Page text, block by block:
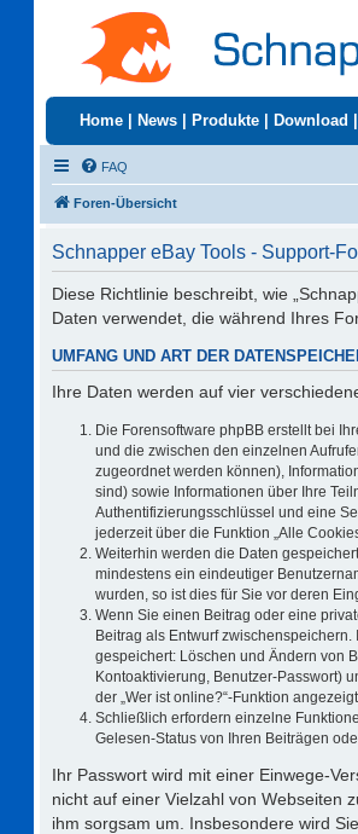
Home News Produkte Download
FAQ
Foren-Übersicht
Schnapper eBay Tools - Support-
Diese Richtlinie beschreibt, wie
Daten verwendet, die während Ihres
UMFANG UND ART DER
Ihre Daten werden auf vier
Die Forensoftware phpBB erstellt bei
und die zwischen den einzelnen
zugeordnet werden können),
sind) sowie Informationen über Ihre
Authentifizierungsschlüssel und eine
jederzeit über die Funktion „Alle
Weiterhin werden die Daten
mindestens ein eindeutiger
wurden, so ist dies für Sie vor deren
Wenn Sie einen Beitrag oder eine
Beitrag als Entwurf
gespeichert: Löschen und Ändern von
Kontoaktivierung, Benutzer-Passwort)
der „Wer ist online?“-Funktion
Schließlich erfordern einzelne
Gelesen-Status von Ihren Beiträgen
Ihr Passwort wird mit einer Einwege-
nicht auf einer Vielzahl von Webseiten
ihm sorgsam um. Insbesondere wird